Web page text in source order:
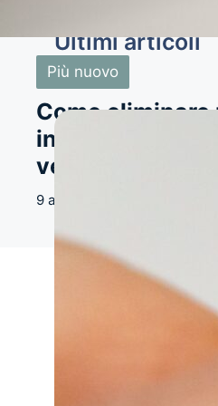
Più nuovo
Come
in Excel in modo
veloce
9 agosto 2026
Ultimi articoli